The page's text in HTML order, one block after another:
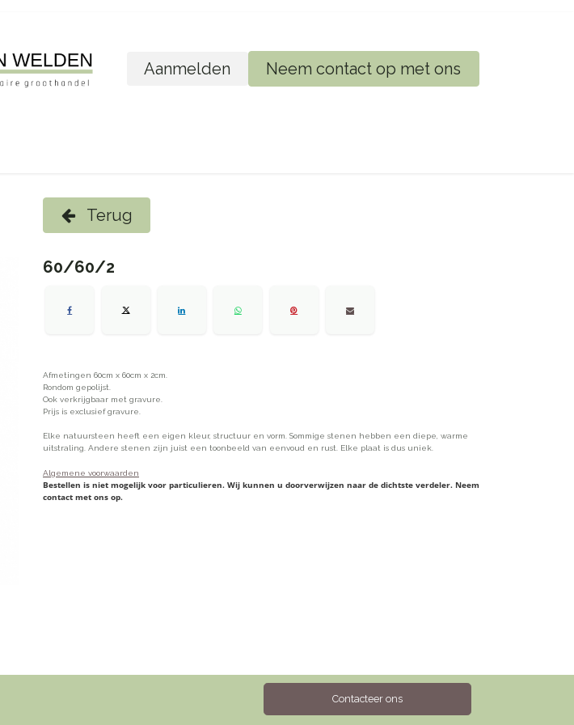
Aanmelden Neem contact op met ons
Terug
60/60/2
Afmetingen 60cm x 60cm x 2cm.
Rondom gepolijst.
Ook verkrijgbaar met gravure.
Prijs is exclusief gravure.
Elke natuursteen heeft een eigen kleur, structuur en vorm. Sommige stenen hebben een diepe, warme
uitstraling. Andere stenen zijn juist een toonbeeld van eenvoud en rust. Elke plaat is dus uniek.
Algemene voorwaarden
Bestellen is niet mogelijk voor particulieren. Wij kunnen u doorverwijzen naar de dichtste verdeler. Neem
contact met ons op.
Contacteer ons